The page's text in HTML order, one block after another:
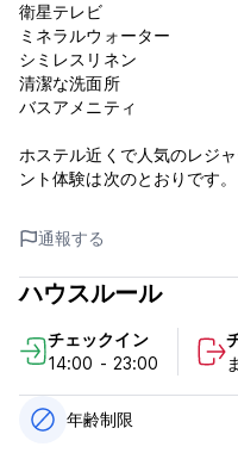
衛星テレビ
ミネラルウォーター
シミレスリネン
清潔な洗面所
バスアメニティ
ホステル近くで人気のレジ
ント体験は次のとおりで
シア銀行博物館 (1.8 km)、
カサリ広場 (2.5 km)、エラ
シティ (3.1 km)、ガジャ
モール (3.9 km)、バハリ博
空港からレッドドアーズ ホ
方
RedDoorz Hostel Near
から20.3kmの距離にありま
通報する
ハウスルール
チェックイン
14:00 - 23:00
年齢制限